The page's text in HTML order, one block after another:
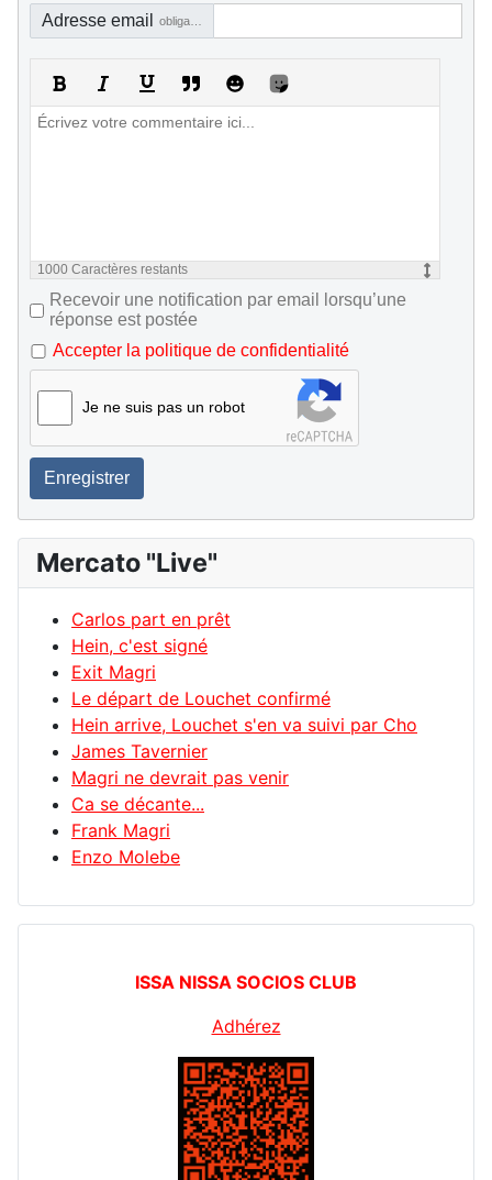
Adresse email
1000 Caractères restants
Recevoir une notification par email lorsqu’une
réponse est postée
Accepter la politique de confidentialité
Je ne suis pas un robot
Enregistrer
Mercato "Live"
Carlos part en prêt
Hein, c'est signé
Exit Magri
Le départ de Louchet confirmé
Hein arrive, Louchet s'en va suivi par Cho
James Tavernier
Magri ne devrait pas venir
Ca se décante...
Frank Magri
Enzo Molebe
ISSA NISSA SOCIOS CLUB
Adhérez